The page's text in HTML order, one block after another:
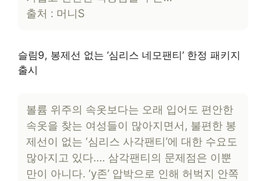
출처 : 머니S
슬림9, 봉제선 없는 ‘심리스 네모팬티’ 한정 패키지
출시
볼륨 위주의 속옷보다는 오래 입어도 편안한
속옷을 찾는 여성들이 많아지면서, 불편한 봉
제선이 없는 ‘심리스 사각팬티’에 대한 수요도
많아지고 있다…. 삼각팬티의 문제점은 이뿐
만이 아니다. ‘y존’ 압박으로 인해 허벅지 안쪽